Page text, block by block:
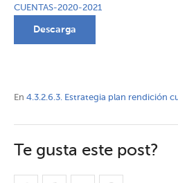
CUENTAS-2020-2021
Descarga
En 4.3.2.6.3. Estrategia plan rendición
Te gusta este post?